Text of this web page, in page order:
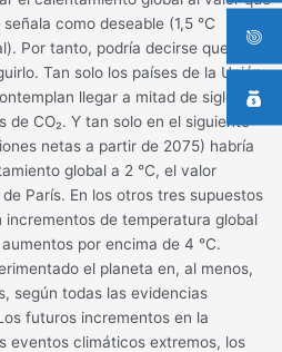
como deseable (1,5 ℃
Por tanto, podría decirse que es
Tan solo los países de la Unión
llegar a mitad de siglo a un
de CO₂. Y tan solo en el siguiente
netas a partir de 2075) habría
global a 2 ℃, el valor
París. En los otros tres supuestos
incrementos de temperatura global
aumentos por encima de 4 ℃.
el planeta en, al menos,
según todas las evidencias
futuros incrementos en la
eventos climáticos extremos, los